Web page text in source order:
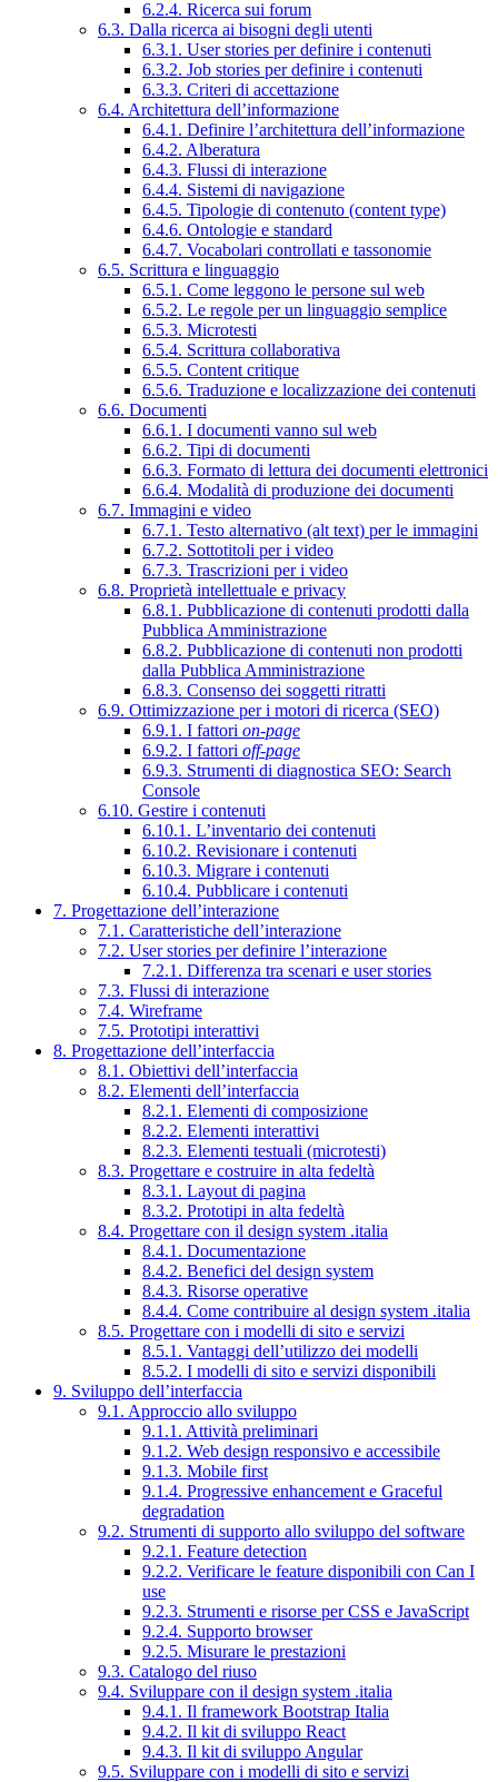
6.2.4. Ricerca sui forum
6.3. Dalla ricerca ai bisogni degli utenti
6.3.1. User stories per definire i contenuti
6.3.2. Job stories per definire i contenuti
6.3.3. Criteri di accettazione
6.4. Architettura dell’informazione
6.4.1. Definire l’architettura dell’informazione
6.4.2. Alberatura
6.4.3. Flussi di interazione
6.4.4. Sistemi di navigazione
6.4.5. Tipologie di contenuto (content type)
6.4.6. Ontologie e standard
6.4.7. Vocabolari controllati e tassonomie
6.5. Scrittura e linguaggio
6.5.1. Come leggono le persone sul web
6.5.2. Le regole per un linguaggio semplice
6.5.3. Microtesti
6.5.4. Scrittura collaborativa
6.5.5. Content critique
6.5.6. Traduzione e localizzazione dei contenuti
6.6. Documenti
6.6.1. I documenti vanno sul web
6.6.2. Tipi di documenti
6.6.3. Formato di lettura dei documenti elettronici
6.6.4. Modalità di produzione dei documenti
6.7. Immagini e video
6.7.1. Testo alternativo (alt text) per le immagini
6.7.2. Sottotitoli per i video
6.7.3. Trascrizioni per i video
6.8. Proprietà intellettuale e privacy
6.8.1. Pubblicazione di contenuti prodotti dalla
Pubblica Amministrazione
6.8.2. Pubblicazione di contenuti non prodotti
dalla Pubblica Amministrazione
6.8.3. Consenso dei soggetti ritratti
6.9. Ottimizzazione per i motori di ricerca (SEO)
6.9.1. I fattori on-page
6.9.2. I fattori off-page
6.9.3. Strumenti di diagnostica SEO: Search
Console
6.10. Gestire i contenuti
6.10.1. L’inventario dei contenuti
6.10.2. Revisionare i contenuti
6.10.3. Migrare i contenuti
6.10.4. Pubblicare i contenuti
7. Progettazione dell’interazione
7.1. Caratteristiche dell’interazione
7.2. User stories per definire l’interazione
7.2.1. Differenza tra scenari e user stories
7.3. Flussi di interazione
7.4. Wireframe
7.5. Prototipi interattivi
8. Progettazione dell’interfaccia
8.1. Obiettivi dell’interfaccia
8.2. Elementi dell’interfaccia
8.2.1. Elementi di composizione
8.2.2. Elementi interattivi
8.2.3. Elementi testuali (microtesti)
8.3. Progettare e costruire in alta fedeltà
8.3.1. Layout di pagina
8.3.2. Prototipi in alta fedeltà
8.4. Progettare con il design system .italia
8.4.1. Documentazione
8.4.2. Benefici del design system
8.4.3. Risorse operative
8.4.4. Come contribuire al design system .italia
8.5. Progettare con i modelli di sito e servizi
8.5.1. Vantaggi dell’utilizzo dei modelli
8.5.2. I modelli di sito e servizi disponibili
9. Sviluppo dell’interfaccia
9.1. Approccio allo sviluppo
9.1.1. Attività preliminari
9.1.2. Web design responsivo e accessibile
9.1.3. Mobile first
9.1.4. Progressive enhancement e Graceful
degradation
9.2. Strumenti di supporto allo sviluppo del software
9.2.1. Feature detection
9.2.2. Verificare le feature disponibili con Can I
use
9.2.3. Strumenti e risorse per CSS e JavaScript
9.2.4. Supporto browser
9.2.5. Misurare le prestazioni
9.3. Catalogo del riuso
9.4. Sviluppare con il design system .italia
9.4.1. Il framework Bootstrap Italia
9.4.2. Il kit di sviluppo React
9.4.3. Il kit di sviluppo Angular
9.5. Sviluppare con i modelli di sito e servizi